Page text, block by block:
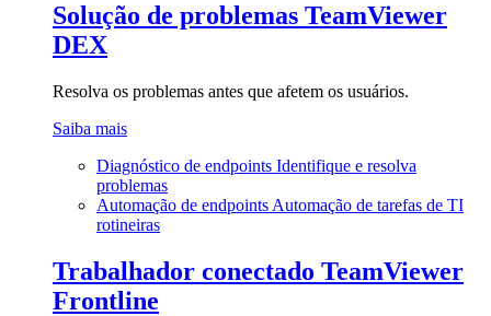
Solução de problemas TeamViewer
DEX
Resolva os problemas antes que afetem os usuários.
Saiba mais
Diagnóstico de endpoints Identifique e resolva
problemas
Automação de endpoints Automação de tarefas de TI
rotineiras
Trabalhador conectado TeamViewer
Frontline